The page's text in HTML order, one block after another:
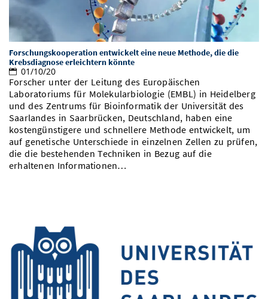
Forschungskooperation entwickelt eine neue Methode, die die
Krebsdiagnose erleichtern könnte
01/10/20
Forscher unter der Leitung des Europäischen
Laboratoriums für Molekularbiologie (EMBL) in Heidelberg
und des Zentrums für Bioinformatik der Universität des
Saarlandes in Saarbrücken, Deutschland, haben eine
kostengünstigere und schnellere Methode entwickelt, um
auf genetische Unterschiede in einzelnen Zellen zu prüfen,
die die bestehenden Techniken in Bezug auf die
erhaltenen Informationen…